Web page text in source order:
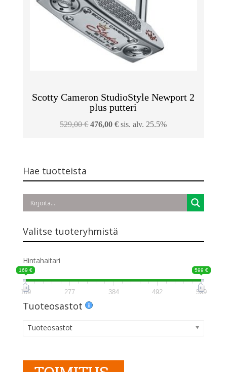
Scotty Cameron StudioStyle Newport 2
plus putteri
529,00€ Alkuperäinen
476,00€Nykyinen
sis. alv. 25.5%
Hae tuotteista
Valitse tuoteryhmistä
Hintahaitari
169 € 599 €
169 277 384 492 599
Tuoteosastot
Tuoteosastot